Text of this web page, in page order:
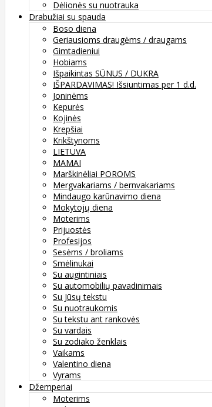
Dėlionės su nuotrauka
Drabužiai su spauda
Boso diena
Geriausioms draugėms / draugams
Gimtadieniui
Hobiams
Išpaikintas SŪNUS / DUKRA
IŠPARDAVIMAS! Išsiuntimas per 1 d.d.
Joninėms
Kepurės
Kojinės
Krepšiai
Krikštynoms
LIETUVA
MAMAI
Marškinėliai POROMS
Mergvakariams / bernvakariams
Mindaugo karūnavimo diena
Mokytojų diena
Moterims
Prijuostės
Profesijos
Sesėms / broliams
Smėlinukai
Su augintiniais
Su automobilių pavadinimais
Su Jūsų tekstu
Su nuotraukomis
Su tekstu ant rankovės
Su vardais
Su zodiako ženklais
Vaikams
Valentino diena
Vyrams
Džemperiai
Moterims